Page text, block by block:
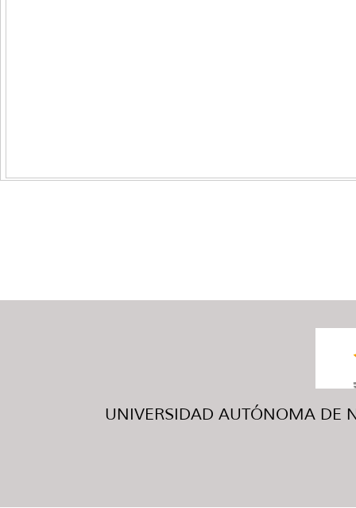
UNIVERSIDAD AUTÓNOMA DE